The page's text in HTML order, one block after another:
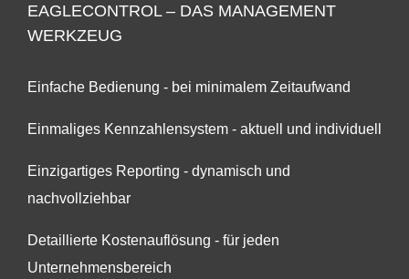
EAGLECONTROL – DAS MANAGEMENT
WERKZEUG
Einfache Bedienung - bei minimalem Zeitaufwand
Einmaliges Kennzahlensystem - aktuell und individuell
Einzigartiges Reporting - dynamisch und
nachvollziehbar
Detaillierte Kostenauflösung - für jeden
Unternehmensbereich